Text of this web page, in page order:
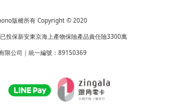
版權所有 Copyright © 2020
投保新安東京海上產物保險產品責任險3300萬
限公司｜統一編號：89150369